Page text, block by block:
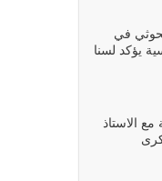
وعن هدى
في
يؤكد لسنا
الاستاذ